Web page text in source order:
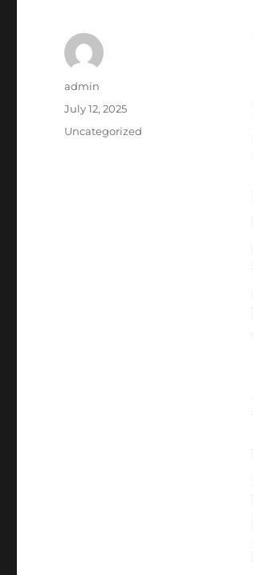
Author
admin
Posted
July 12, 2025
Categories
Uncategorized